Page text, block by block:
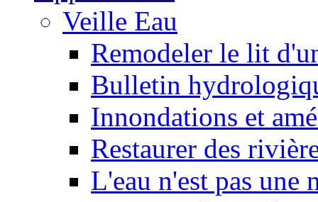
Veille Eau
Remodeler le lit
Bulletin
Innondations et
Restaurer des
L'eau n'est pas une